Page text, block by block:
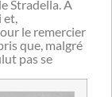
Stradella. A
le remercier
que, malgré
pas se